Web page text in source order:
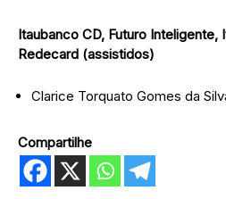
Itaubanco CD, Futuro Inteligente,
Redecard (assistidos)
Clarice Torquato Gomes da
Compartilhe